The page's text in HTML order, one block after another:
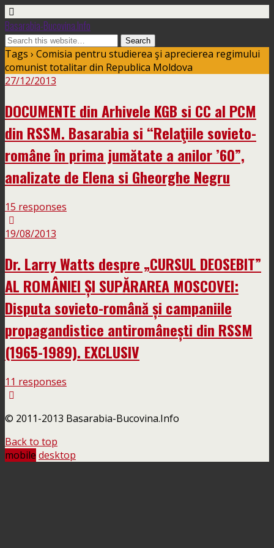
Basarabia-Bucovina.Info
Tags › Comisia pentru studierea şi aprecierea regimului
comunist totalitar din Republica Moldova
27/12/2013
DOCUMENTE din Arhivele KGB si CC al PCM
din RSSM. Basarabia si “Relaţiile sovieto-
române în prima jumătate a anilor ’60”,
analizate de Elena si Gheorghe Negru
15 responses
19/08/2013
Dr. Larry Watts despre „CURSUL DEOSEBIT”
AL ROMÂNIEI ȘI SUPĂRAREA MOSCOVEI:
Disputa sovieto-română și campaniile
propagandistice antiromânești din RSSM
(1965-1989). EXCLUSIV
11 responses
© 2011-2013 Basarabia-Bucovina.Info
Back to top
mobile desktop